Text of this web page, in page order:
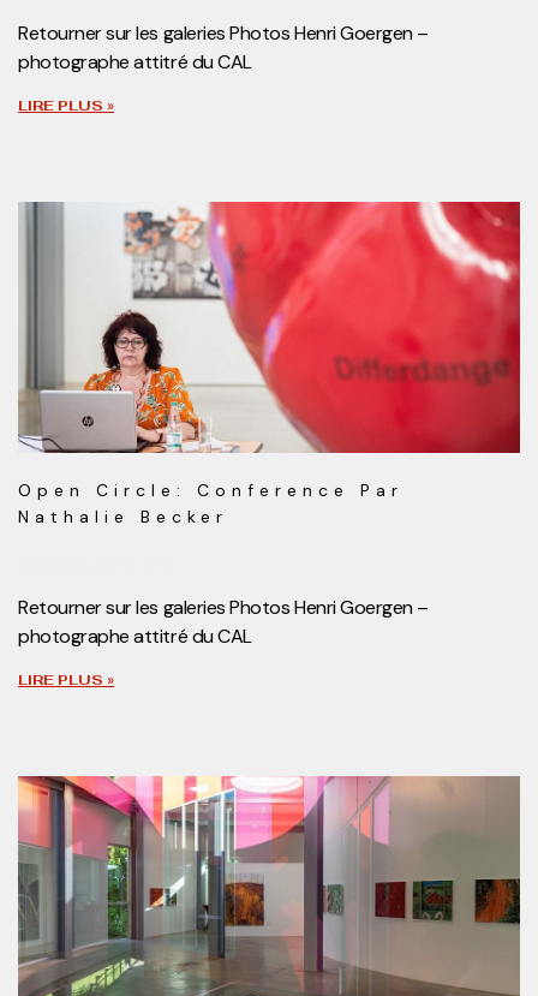
Retourner sur les galeries Photos Henri Goergen –
photographe attitré du CAL
LIRE PLUS »
Open Circle: Conference Par
Nathalie Becker
Retourner sur les galeries Photos Henri Goergen –
photographe attitré du CAL
LIRE PLUS »